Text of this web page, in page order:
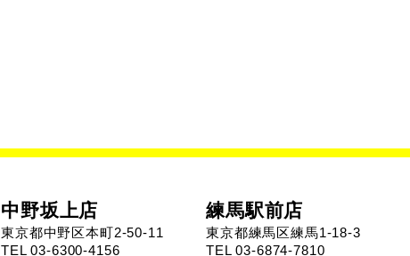
中野坂上店
東京都中野区本町2-50-11
TEL 03-6300-4156
練馬駅前店
東京都練馬区練馬1-18-3
TEL 03-6874-7810